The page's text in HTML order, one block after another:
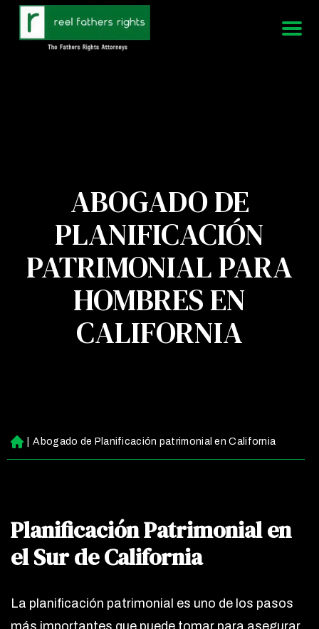
951-339-3826
Estamos disponibles 24/7
ABOGADO DE
PLANIFICACIÓN
PATRIMONIAL PARA
HOMBRES EN
CALIFORNIA
Ini
ci
Abogado de Planificación patrimonial en California
Planificación Patrimonial en
el Sur de California
La planificación patrimonial es uno de los pasos
más importantes que puede tomar para asegurar